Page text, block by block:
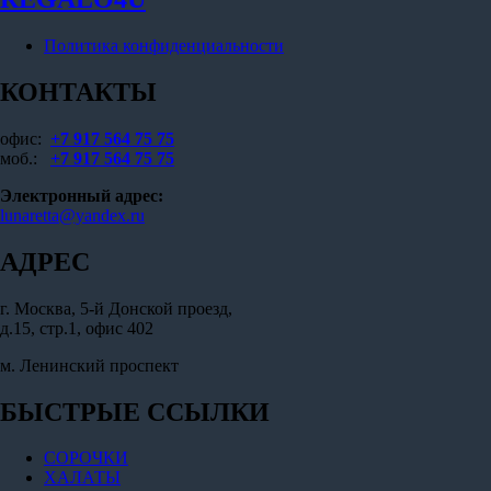
товара.
Политика конфиденциальности
КОНТАКТЫ
офис: +7 917 564 75 75
моб.: +7 917 564 75 75
Электронный адрес:
lunaretta@yandex.ru
АДРЕС
г. Москва, 5-й Донской проезд,
д.15, стр.1, офис 402
м. Ленинский проспект
БЫСТРЫЕ ССЫЛКИ
СОРОЧКИ
ХАЛАТЫ